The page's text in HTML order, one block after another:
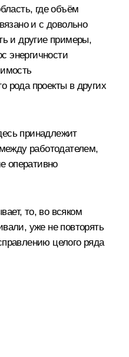
где объём
и с довольно
и другие примеры,
энергичности
рода проекты в других
принадлежит
работодателем,
оперативно
то, во всяком
уже не повторять
целого ряда